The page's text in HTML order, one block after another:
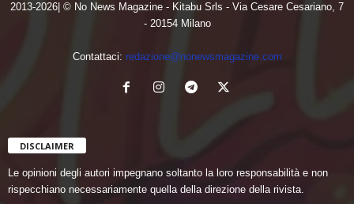
2013-2026| © No News Magazine - Kitabu Srls - Via Cesare Cesariano, 7
- 20154 Milano
Contattaci: redazione@nonewsmagazine.com
DISCLAIMER
Le opinioni degli autori impegnano soltanto la loro responsabilità e non
rispecchiano necessariamente quella della direzione della rivista.